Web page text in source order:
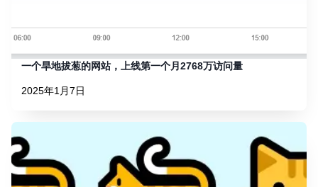
一个旱地拔葱的网站，上线第一个月2768万访问量
2025年1月7日